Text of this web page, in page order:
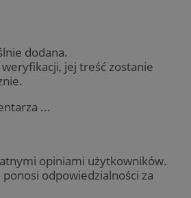
dodana.
jej treść zostanie
...
opiniami użytkowników.
odpowiedzialności za